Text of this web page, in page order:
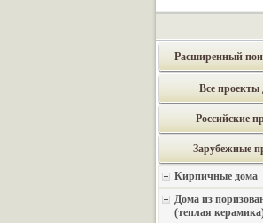
Расширенный
Все проекты
Российские
Зарубежные
Кирпичные дома
Дома из
(теплая